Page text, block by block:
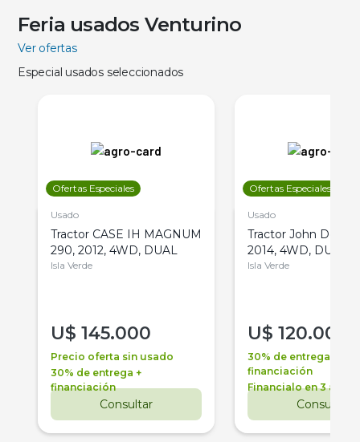
Feria usados Venturino
Ver ofertas
Especial usados seleccionados
Ofertas Especiales
Usado
Tractor CASE IH MAGNUM
290, 2012, 4WD, DUAL
Isla Verde
U$ 145.000
Precio oferta sin usado
30% de entrega +
financiación
Consultar
Ofertas Especiales
Usado
Tractor John Deere
2014, 4WD, DUAL
Isla Verde
U$ 120.000
30% de entrega +
financiación
Financialo en 3 años
Consultar